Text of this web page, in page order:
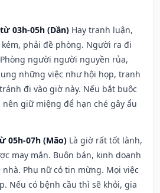
03h-05h (Dần) Hay tranh luận,
phải đề phòng. Người ra đi
người người nguyền rủa,
những việc như hội họp, tranh
đi vào giờ này. Nếu bắt buộc
giữ miệng để hạn ché gây ẩu
05h-07h (Mão) Là giờ rất tốt lành,
may mắn. Buôn bán, kinh doanh
Phụ nữ có tin mừng. Mọi việc
Nếu có bệnh cầu thì sẽ khỏi, gia